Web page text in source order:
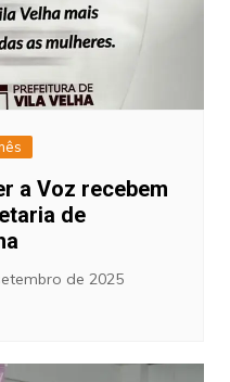
a Voz recebem
de
de 2025